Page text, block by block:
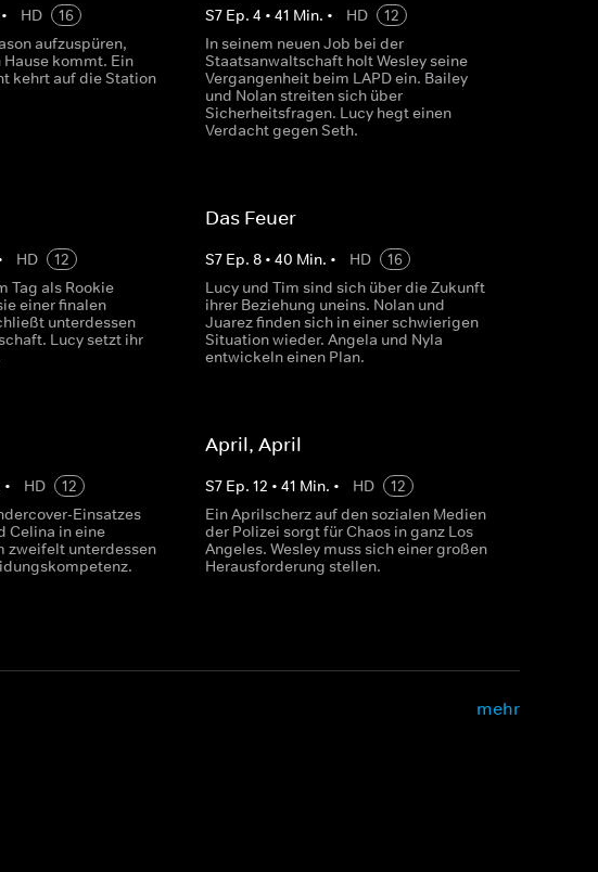
• HD
16
aufzuspüren,
kommt. Ein
kehrt auf die Station
S7 Ep. 4 • 41 Min. • HD
12
In seinem neuen Job bei der
Staatsanwaltschaft holt Wesley seine
Vergangenheit beim LAPD ein. Bailey
und Nolan streiten sich über
Sicherheitsfragen. Lucy hegt einen
Verdacht gegen Seth.
HD
12
Tag als Rookie
einer finalen
unterdessen
Lucy setzt ihr
Das Feuer
S7 Ep. 8• 40 Min. • HD
16
Lucy und Tim sind sich über die Zukunft
ihrer Beziehung uneins. Nolan und
Juarez finden sich in einer schwierigen
Situation wieder. Angela und Nyla
entwickeln einen Plan.
• HD
12
Einsatzes
Celina in eine
zweifelt unterdessen
April, April
S7 Ep. 12 • 41 Min. • HD
12
Ein Aprilscherz auf den sozialen Medien
der Polizei sorgt für Chaos in ganz Los
Angeles. Wesley muss sich einer großen
Herausforderung stellen.
mehr